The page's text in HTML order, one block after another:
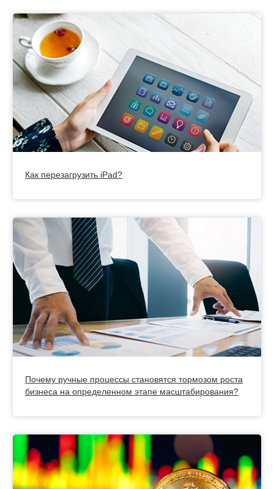
Как перезагрузить iPad?
Почему ручные процессы становятся тормозом роста
бизнеса на определенном этапе масштабирования?